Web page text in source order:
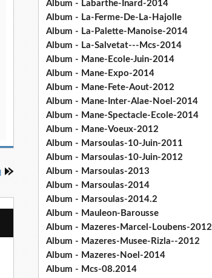
Album - Labarthe-Inard-2014
Album - La-Ferme-De-La-Hajolle
Album - La-Palette-Manoise-2014
Album - La-Salvetat---Mcs-2014
Album - Mane-Ecole-Juin-2014
Album - Mane-Expo-2014
Album - Mane-Fete-Aout-2012
Album - Mane-Inter-Alae-Noel-2014
Album - Mane-Spectacle-Ecole-2014
Album - Mane-Voeux-2012
Album - Marsoulas-10-Juin-2011
Album - Marsoulas-10-Juin-2012
Album - Marsoulas-2013
Album - Marsoulas-2014
Album - Marsoulas-2014.2
Album - Mauleon-Barousse
Album - Mazeres-Marcel-Loubens-2012
Album - Mazeres-Musee-Rizla--2012
Album - Mazeres-Noel-2014
Album - Mcs-08.2014